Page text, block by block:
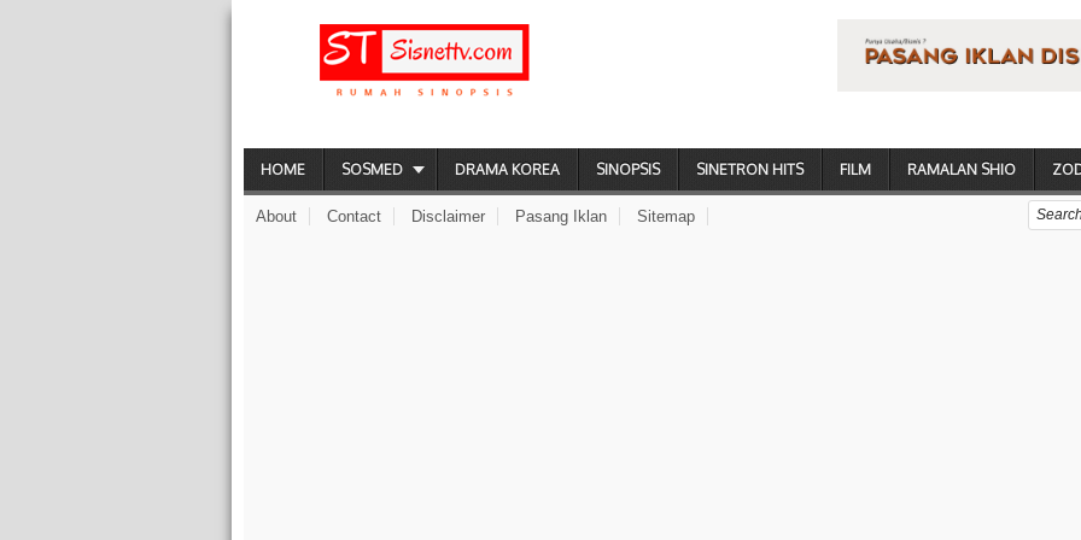
HOME SOSMED DRAMA KOREA SINOPSIS SINETRON HITS FILM RAMALAN SHIO
About Contact Disclaimer Pasang Iklan Sitemap